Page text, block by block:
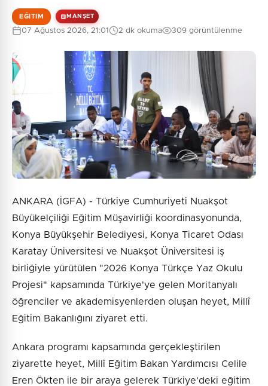
EĞITIM MANŞET
07 Ağustos 2026, 21:01 2 dk okuma 309 görüntülenme
ANKARA (İGFA) - Türkiye Cumhuriyeti Nuakşot
Büyükelçiliği Eğitim Müşavirliği koordinasyonunda,
Konya Büyükşehir Belediyesi, Konya Ticaret Odası
Karatay Üniversitesi ve Nuakşot Üniversitesi iş
birliğiyle yürütülen "2026 Konya Türkçe Yaz Okulu
Projesi" kapsamında Türkiye'ye gelen Moritanyalı
öğrenciler ve akademisyenlerden oluşan heyet, Millî
Eğitim Bakanlığını ziyaret etti.
Ankara programı kapsamında gerçekleştirilen
ziyarette heyet, Millî Eğitim Bakan Yardımcısı Celile
Eren Ökten ile bir araya gelerek Türkiye'deki eğitim